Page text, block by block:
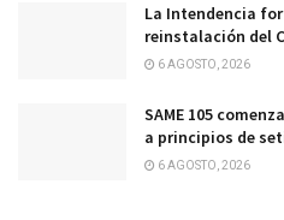
La Intendencia
reinstalación del
6 AGOSTO, 2026
SAME 105
a principios de
6 AGOSTO, 2026